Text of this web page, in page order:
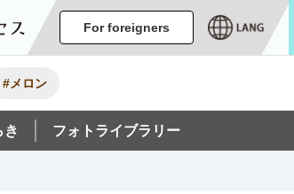
グルメ・みやげ宿泊 アクセス
For foreigners
#メロン
き フォトライブラリー